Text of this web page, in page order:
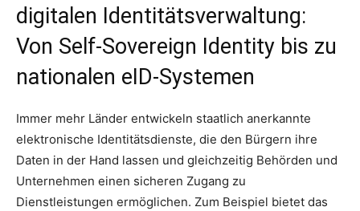
digitalen Identitätsverwaltung:
Von Self-Sovereign Identity bis zu
nationalen eID-Systemen
Immer mehr Länder entwickeln staatlich anerkannte
elektronische Identitätsdienste, die den Bürgern ihre
Daten in der Hand lassen und gleichzeitig Behörden und
Unternehmen einen sicheren Zugang zu
Dienstleistungen ermöglichen. Zum Beispiel bietet das